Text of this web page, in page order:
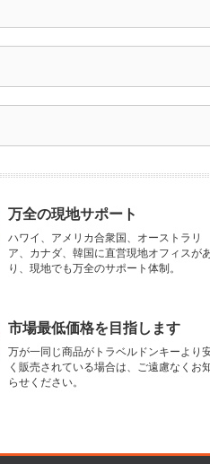
万全の現地サポート
ハワイ、アメリカ合衆国、オーストラリ
ア、カナダ、韓国に直営現地オフィスが
り、現地でも万全のサポート体制。
市場最低価格を目指します
万が一同じ商品がトラベルドンキーより
く販売されている場合は、ご遠慮なくお
らせください。